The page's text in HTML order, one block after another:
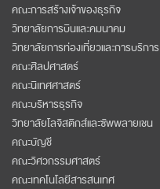
คณะการสร้างเจ้าของธุรกิจ
วิทยาลัยการบินและคมนาคม
วิทยาลัยการท่องเที่ยวและการบริการ
คณะศิลปศาสตร์
คณะนิเทศศาสตร์
คณะบริหารธุรกิจ
วิทยาลัยโลจิสติกส์และซัพพลายเชน
คณะบัญชี
คณะวิศวกรรมศาสตร์
คณะเทคโนโลยีสารสนเทศ